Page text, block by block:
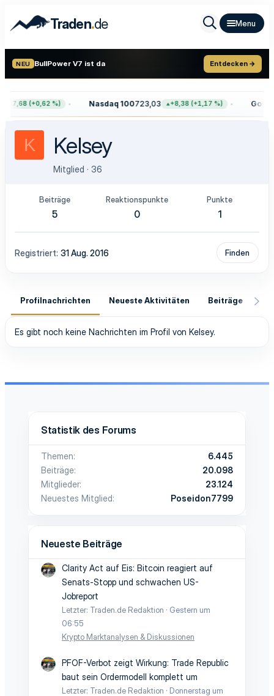
Traden.de
NEU BullPower V7 ist da Entdecken →
+47,68 (+0,62 %) Nasdaq 100723,03 +8,38 (+1,17 %) Gold
K Kelsey
Mitglied · 36
Beiträge
5
Reaktionspunkte
0
Punkte
1
Registriert 31 Aug. 2016 Finden
Profilnachrichten Neueste Aktivitäten Beiträge
Es gibt noch keine Nachrichten im Profil von Kelsey.
Statistik des Forums
Themen
6.445
Beiträge
20.098
Mitglieder
23.124
Neuestes Mitglied
Poseidon7799
Neueste Beiträge
Clarity Act auf Eis: Bitcoin reagiert auf
Senats-Stopp und schwachen US-
Jobreport
Letzter: Traden.de Redaktion
Gestern um
06:55
Krypto Marktanalysen & Diskussionen
PFOF-Verbot zeigt Wirkung: Trade Republic
baut sein Ordermodell komplett um
Letzter: Traden.de Redaktion
Donnerstag um